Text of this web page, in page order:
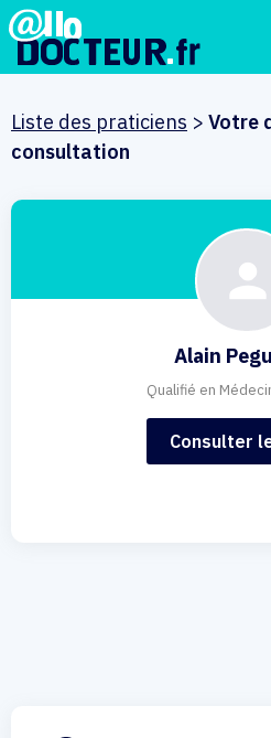
Liste des praticiens > Votre
consultation
Alain
Qualifié en
Consulter